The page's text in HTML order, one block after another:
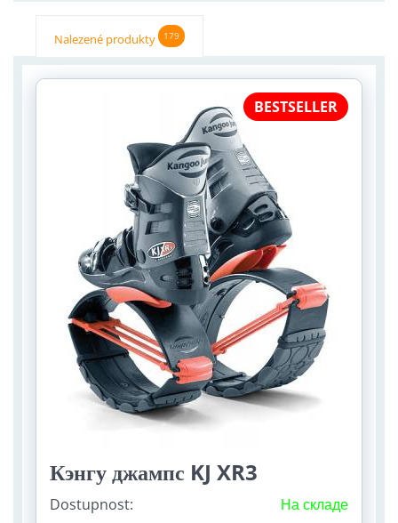
Nalezené produkty 179
BESTSELLER
Кэнгу джампс KJ XR3
Dostupnost: На складе